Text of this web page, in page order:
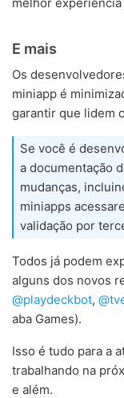
E mais
Os
miniapp é
garantir que lidem
Se você é
a documentação
mudanças,
miniapps
validação por
Todos já podem
alguns dos novos
@playdeckbot,
aba Games).
Isso é tudo para a
trabalhando na
e além.